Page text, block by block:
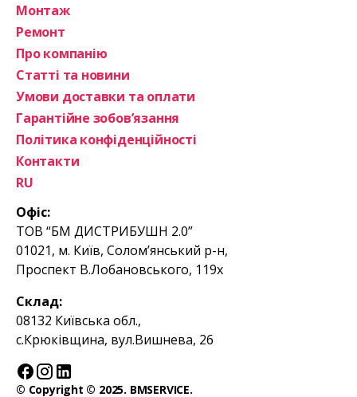
Офіс:
ТОВ “БМ ДИСТРИБУШН 2.0”
01021, м. Київ, Солом’янський р-н,
Проспект В.Лобановського, 119х
Склад:
08132 Київська обл.,
с.Крюківщина, вул.Вишнева, 26
Монтаж
Ремонт
Про компанію
Статті та новини
Умови доставки та оплати
Гарантійне зобов’язання
Політика конфіденційності
Контакти
RU
© Copyright © 2025. BMSERVICE.